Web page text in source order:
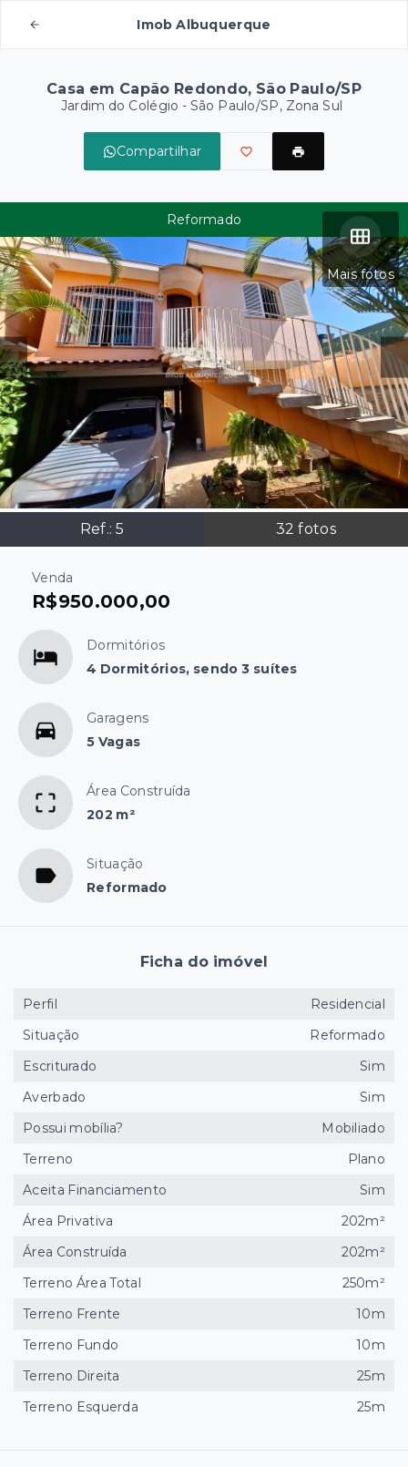
Imob Albuquerque
Casa em Capão Redondo, São Paulo/SP
Jardim do Colégio - São Paulo/SP, Zona Sul
Compartilhar
Mais fotos
Ref.: 5 32 fotos
Reformado
Venda
R$950.000,00
Dormitórios
4 Dormitórios, sendo 3 suítes
Garagens
5 Vagas
Área Construída
202 m²
Situação
Reformado
Ficha do imóvel
Perfil
Residencial
Situação
Reformado
Escriturado
Sim
Averbado
Sim
Possui mobília?
Mobiliado
Terreno
Plano
Aceita Financiamento
Sim
Área Privativa
202m²
Área Construída
202m²
Terreno Área Total
250m²
Terreno Frente
10m
Terreno Fundo
10m
Terreno Direita
25m
Terreno Esquerda
25m